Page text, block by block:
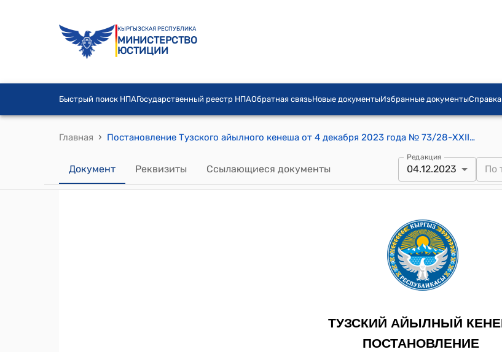
КЫРГЫЗСКАЯ РЕСПУБЛИКА
МИНИСТЕРСТВО
ЮСТИЦИИ
Быстрый поиск НПАГосударственный реестр НПАОбратная связьНовые документыИзбранные документыСправка
Главная › Постановление Тузского айылного кенеша от 4 декабря 2023 года № 73/28-XXIII "Об утверждении списка"
Документ Реквизиты Ссылающиеся документы
Редакция
04.12.2023